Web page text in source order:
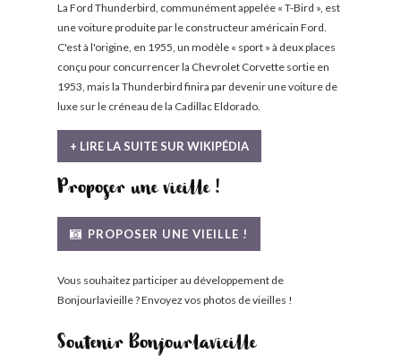
La Ford Thunderbird, communément appelée « T-Bird », est
une voiture produite par le constructeur américain Ford.
C'est à l'origine, en 1955, un modèle « sport » à deux places
conçu pour concurrencer la Chevrolet Corvette sortie en
1953, mais la Thunderbird finira par devenir une voiture de
luxe sur le créneau de la Cadillac Eldorado.
+ LIRE LA SUITE SUR WIKIPÉDIA
Proposer une vieille !
PROPOSER UNE VIEILLE !
Vous souhaitez participer au développement de
Bonjourlavieille ? Envoyez vos photos de vieilles !
Soutenir Bonjourlavieille